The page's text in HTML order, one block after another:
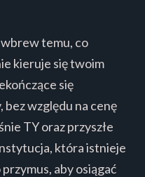
temu, co
kieruje się twoim
się
bez względu na cenę
TY oraz przyszłe
która istnieje
aby osiągać